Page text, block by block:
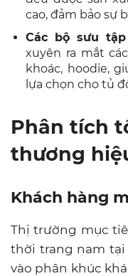
cao, đảm bảo sự
Các bộ sưu
xuyên ra mắt
khoác, hoodie,
lựa chọn cho tủ
Phân tích
thương
Khách hàng
Thị trường mục
thời trang nam tại
vào phân khúc